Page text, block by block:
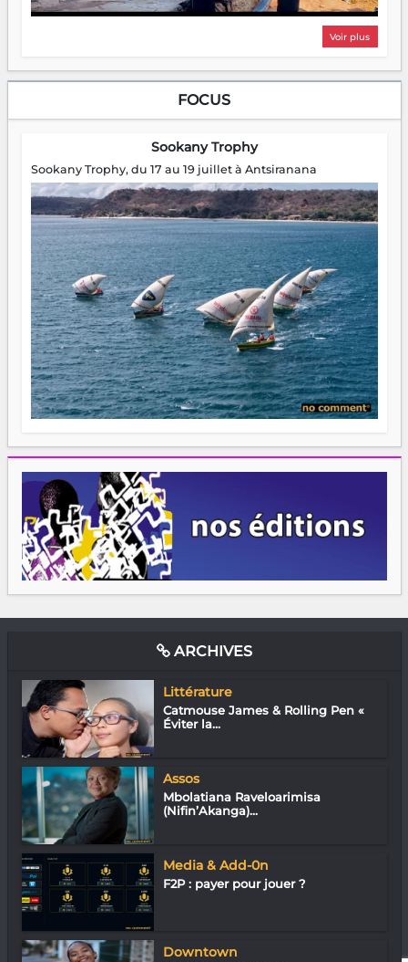
Voir plus
FOCUS
Sookany Trophy
Sookany Trophy, du 17 au 19 juillet à Antsiranana
ARCHIVES
Littérature
Catmouse James & Rolling Pen «
Éviter la...
Assos
Mbolatiana Raveloarimisa
(Nifin’Akanga)...
Media & Add-0n
F2P : payer pour jouer ?
Downtown